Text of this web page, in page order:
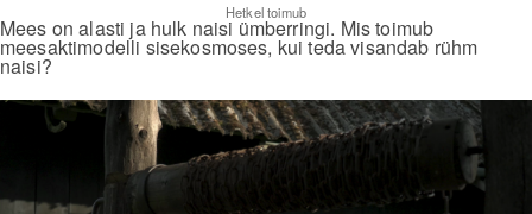
Hetkel toimub
Mees on alasti ja hulk naisi ümberringi. Mis toimub
meesaktimodelli sisekosmoses, kui teda visandab rühm
naisi?